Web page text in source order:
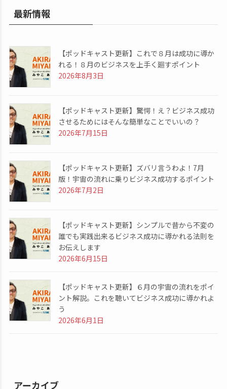
最新情報
【ポッドキャスト更新】これで８月は成功に導か
れる！８月のビジネスを上手く廻すポイント
2026年8月3日
【ポッドキャスト更新】驚愕！え？ビジネス成功
させるためにはそんな簡単なことでいいの？
2026年7月15日
【ポッドキャスト更新】ズバリ言うわよ！7月
版！宇宙の流れに乗りビジネス成功するポイント
2026年7月2日
【ポッドキャスト更新】シンプルで昔から不変の
誰でも実践出来るビジネス成功に導かれる法則を
お伝えします
2026年6月15日
【ポッドキャスト更新】６月の宇宙の流れをポイ
ント解説。これを聴いてビジネス成功に導かれよ
う
2026年6月1日
アーカイブ